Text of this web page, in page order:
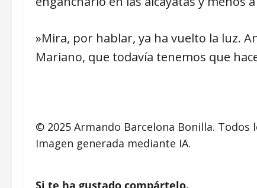
»Mira, por hablar, ya ha vuelto la luz.
Mariano, que todavía tenemos que
© 2025 Armando Barcelona Bonilla. Todos
Imagen generada mediante IA.